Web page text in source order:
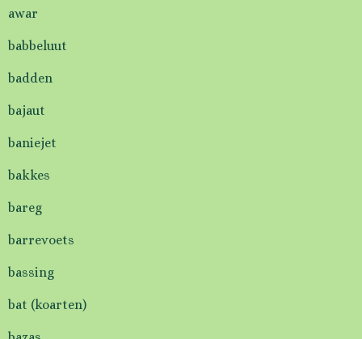
awar
babbeluut
badden
bajaut
baniejet
bakkes
bareg
barrevoets
bassing
bat (koarten)